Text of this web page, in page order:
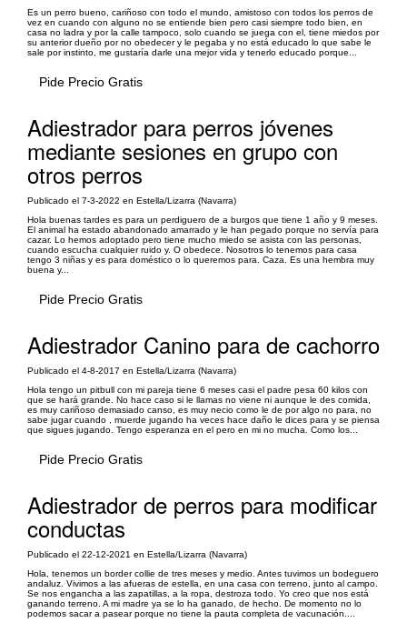
Es un perro bueno, cariñoso con todo el mundo, amistoso con todos los perros de
vez en cuando con alguno no se entiende bien pero casi siempre todo bien, en
casa no ladra y por la calle tampoco, solo cuando se juega con el, tiene miedos por
su anterior dueño por no obedecer y le pegaba y no está educado lo que sabe le
sale por instinto, me gustaría darle una mejor vida y tenerlo educado porque...
Pide Precio Gratis
Adiestrador para perros jóvenes
mediante sesiones en grupo con
otros perros
Publicado el 7-3-2022 en Estella/Lizarra (Navarra)
Hola buenas tardes es para un perdiguero de a burgos que tiene 1 año y 9 meses.
El animal ha estado abandonado amarrado y le han pegado porque no servía para
cazar. Lo hemos adoptado pero tiene mucho miedo se asista con las personas,
cuando escucha cualquier ruido y. O obedece. Nosotros lo tenemos para casa
tengo 3 niñas y es para doméstico o lo queremos para. Caza. Es una hembra muy
buena y...
Pide Precio Gratis
Adiestrador Canino para de cachorro
Publicado el 4-8-2017 en Estella/Lizarra (Navarra)
Hola tengo un pitbull con mi pareja tiene 6 meses casi el padre pesa 60 kilos con
que se hará grande. No hace caso si le llamas no viene ni aunque le des comida,
es muy cariñoso demasiado canso, es muy necio como le de por algo no para, no
sabe jugar cuando , muerde jugando ha veces hace daño le dices para y se piensa
que sigues jugando. Tengo esperanza en el pero en mi no mucha. Como los...
Pide Precio Gratis
Adiestrador de perros para modificar
conductas
Publicado el 22-12-2021 en Estella/Lizarra (Navarra)
Hola, tenemos un border collie de tres meses y medio. Antes tuvimos un bodeguero
andaluz. Vivimos a las afueras de estella, en una casa con terreno, junto al campo.
Se nos engancha a las zapatillas, a la ropa, destroza todo. Yo creo que nos está
ganando terreno. A mi madre ya se lo ha ganado, de hecho. De momento no lo
podemos sacar a pasear porque no tiene la pauta completa de vacunación....